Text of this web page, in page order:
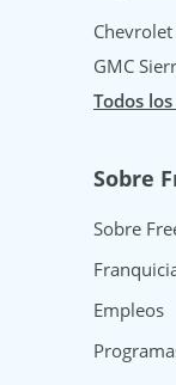
GMC
Todos
Sobre
Sobre
Empleos